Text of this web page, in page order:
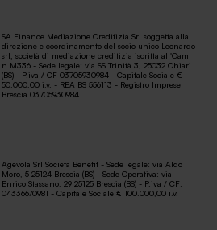
SA Finance Mediazione Creditizia Srl soggetta alla
direzione e coordinamento del socio unico Leonardo
srl, società di mediazione creditizia iscritta all'Oam
n.M336 - Sede legale: via SS Trinità 3, 25032 Chiari
(BS) - P.iva / CF 03705930984 - Capitale Sociale €
50.000,00 i.v. - REA BS 556113 - Registro Imprese
Brescia 03705930984
Agevola Srl Società Benefit - Sede legale: via Aldo
Moro, 5 25124 Brescia (BS) - Sede Operativa: via
Enrico Stassano, 29 25125 Brescia (BS) - P.iva / CF:
04336670981 - Capitale Sociale € 100.000,00 i.v.